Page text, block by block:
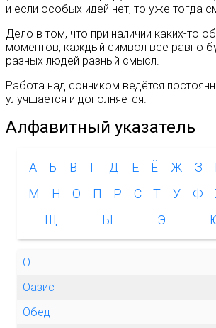
и если особых идей нет, то уже тогда
Дело в том, что при наличии каких-то
моментов, каждый символ всё равно
разных людей разный смысл.
Работа над сонником ведётся
улучшается и дополняется.
Алфавитный указатель
А Б В Г Д Е Ё Ж З
М
Н О П Р С Т У Ф
Щ
Ы Э
О
Оазис
Обед